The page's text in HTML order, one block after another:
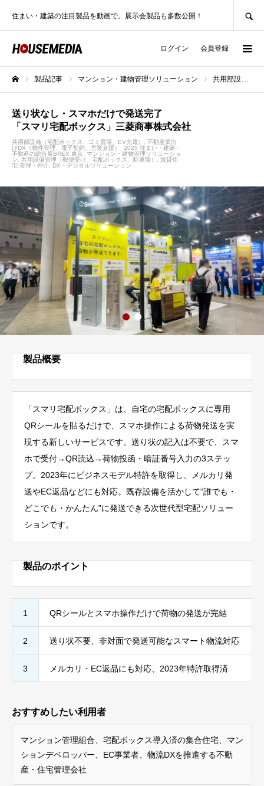
住まい・建築の注目製品を動画で。展示会製品も多数公開！
ログイン 会員登録
製品記事 マンション・建物管理ソリューション 共用部設備（宅配ボックス、ゴミ置場、EV充電）
送り状なし・スマホだけで発送完了
「スマリ宅配ボックス」三菱商事株式会社
共用部設備（宅配ボックス、ゴミ置場、EV充電）
不動産業向
けDX（物件管理、電子契約、営業支援）
2025 住まい・建築・
不動産の総合展BREX 東京
マンション・建物管理ソリューショ
ン
共用設備管理（郵便受け、宅配ボックス、駐車場）
賃貸住
宅 管理・仲介
DX・デジタルソリューション
製品概要
「スマリ宅配ボックス」は、自宅の宅配ボックスに専用
QRシールを貼るだけで、スマホ操作による荷物発送を実
現する新しいサービスです。送り状の記入は不要で、スマ
ホで受付→QR読込→荷物投函・暗証番号入力の3ステッ
プ。2023年にビジネスモデル特許を取得し、メルカリ発
送やEC返品などにも対応。既存設備を活かして“誰でも・
どこでも・かんたん”に発送できる次世代型宅配ソリュー
ションです。
製品のポイント
1 QRシールとスマホ操作だけで荷物の発送が完結
2 送り状不要、非対面で発送可能なスマート物流対応
3 メルカリ・EC返品にも対応、2023年特許取得済
おすすめしたい利用者
マンション管理組合、宅配ボックス導入済の集合住宅、マン
ションデベロッパー、EC事業者、物流DXを推進する不動
産・住宅管理会社